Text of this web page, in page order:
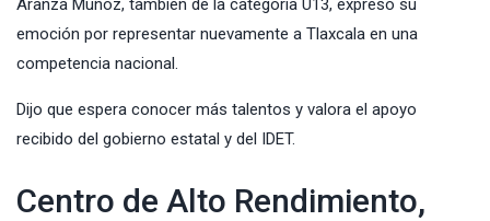
Aranza Muñoz, también de la categoría U13, expresó su
emoción por representar nuevamente a Tlaxcala en una
competencia nacional.
Dijo que espera conocer más talentos y valora el apoyo
recibido del gobierno estatal y del IDET.
Centro de Alto Rendimiento,